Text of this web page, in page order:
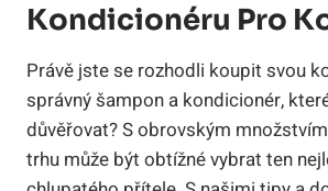
Kondicionéru Pro
Právě jste se rozhodli koupit svou
správný šampon a kondicionér,
důvěřovat? S obrovským
trhu může být obtížné vybrat ten